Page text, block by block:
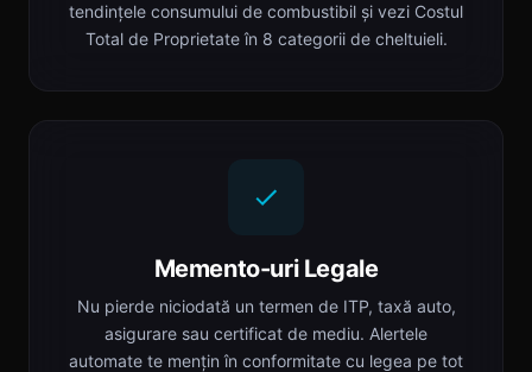
tendințele consumului de combustibil și vezi Costul
Total de Proprietate în 8 categorii de cheltuieli.
Memento-uri Legale
Nu pierde niciodată un termen de ITP, taxă auto,
asigurare sau certificat de mediu. Alertele
automate te mențin în conformitate cu legea pe tot